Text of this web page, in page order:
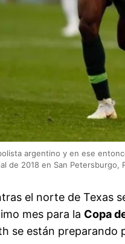
argentino y en ese
de 2018 en San Petersburgo,
el norte de Texas
mes para la Copa
se están preparando